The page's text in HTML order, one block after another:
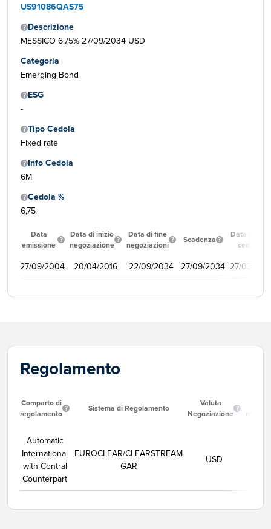
US91086QAS75
Descrizione
MESSICO 6.75% 27/09/2034 USD
Categoria
Emerging Bond
ESG
-
Tipo Cedola
Fixed rate
Info Cedola
6M
Cedola %
6,75
Data
emissione
Data di inizio
negoziazione
Data di fine
negoziazioni
Scadenza
Data prima
cedola
27/09/2004 20/04/2016 22/09/2034 27/09/2034 27/03/
Regolamento
Comparto di
regolamento
Sistema di Regolamento
Valuta
Negoziazione
Automatic
International
with Central
Counterpart
EUROCLEAR/CLEARSTREAM
GAR
USD